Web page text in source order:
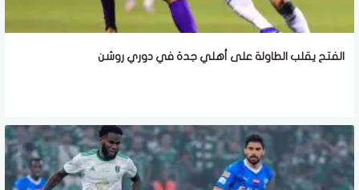
الفتح يقلب الطاولة على أهلي جدة في دوري روشن